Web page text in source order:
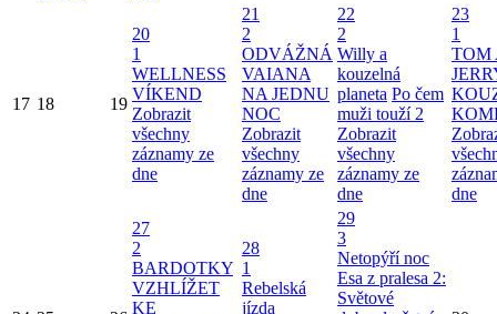
17 18 19
20
1
WELLNESS
VÍKEND
Zobrazit
všechny
záznamy ze
dne
21
2
ODVÁŽNÁ
VAIANA
NA JEDNU
NOC
Zobrazit
všechny
záznamy ze
dne
22
2
Willy a
kouzelná
planeta Po čem
muži touží 2
Zobrazit
všechny
záznamy ze
dne
23
1
TOM
dne
27
2
BARDOTKY
VZHLÍŽET
KE
28
1
Rebelská
jízda
29
3
Netopýří noc
Esa z pralesa 2:
Světové